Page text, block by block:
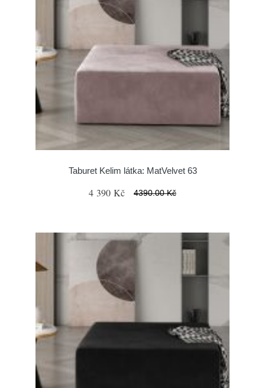
Taburet Kelim látka: MatVelvet 63
4 390 Kč 4390.00 Kč